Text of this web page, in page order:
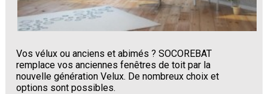
Vos vélux ou anciens et abimés ? SOCOREBAT
remplace vos anciennes fenêtres de toit par la
nouvelle génération Velux. De nombreux choix et
options sont possibles.